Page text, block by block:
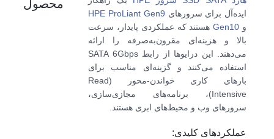
ایده‌آل برای سرورهای HPE ProLiant Gen9
و Gen10هستند که عملکردی پایدار، سرعت
بالا و هزینه‌ای مقرون‌به‌صرفه را ارائه
می‌دهند. این درایوها از رابط SATA 6Gbps
استفاده می‌کنند و گزینه‌ای مناسب برای
بارهای کاری خواندن-محور (Read
Intensive)، برنامه‌های مجازی‌سازی،
سرورهای وب و محیط‌های ابری هستند.
عملکردهای کلیدی:
محصول